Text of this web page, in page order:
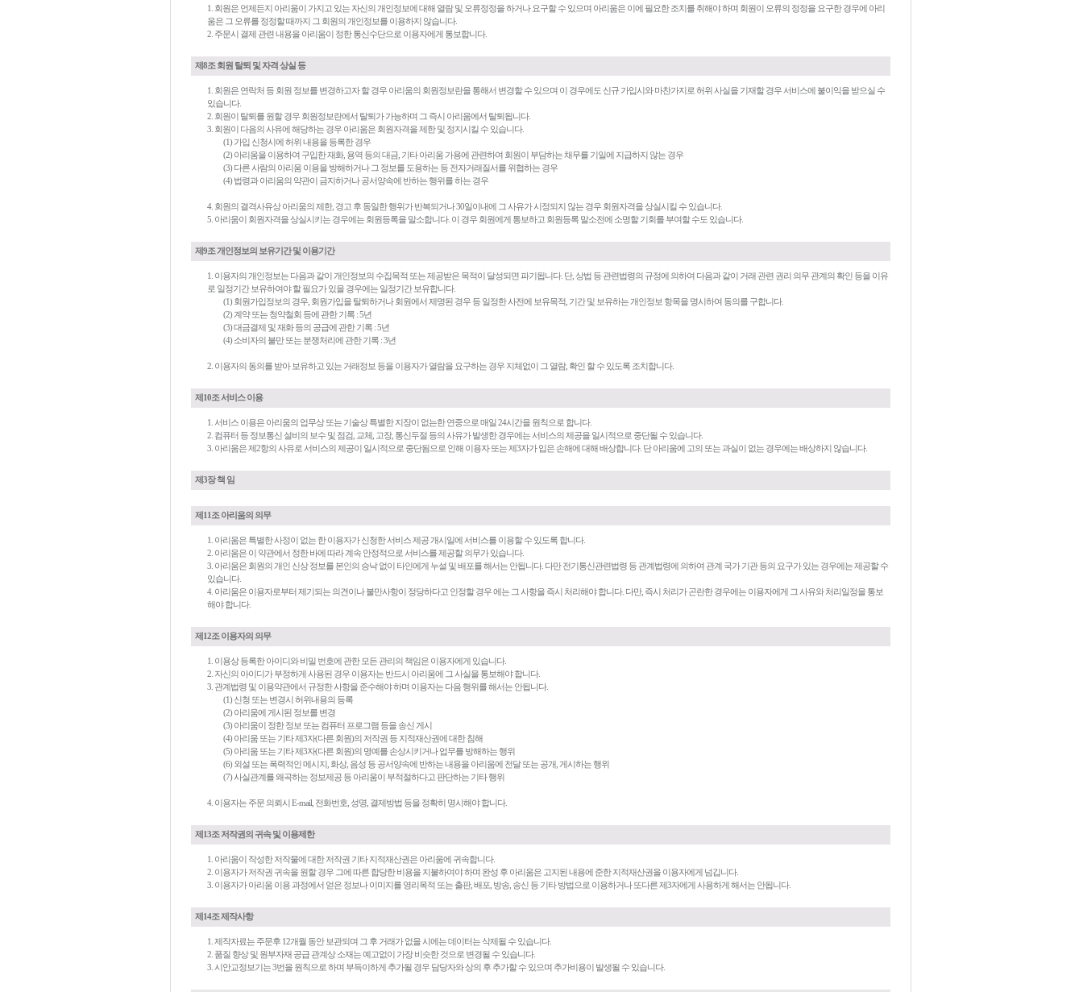
1. 회원은 언제든지 아리움이 가지고 있는 자신의 개인정보에 대해 열람 및 오류정정을 하거나 요구할 수 있으며 아리움은 이에 필요한 조치를 취해야 하며 회원이 오류의 정정을 요구한 경우에 아리
움은 그 오류를 정정할 때까지 그 회원의 개인정보를 이용하지 않습니다.
2. 주문시 결제 관련 내용을 아리움이 정한 통신수단으로 이용자에게 통보합니다.
제8조 회원 탈퇴 및 자격 상실 등
1. 회원은 연락처 등 회원 정보를 변경하고자 할 경우 아리움의 회원정보란을 통해서 변경할 수 있으며 이 경우에도 신규 가입시와 마찬가지로 허위 사실을 기재할 경우 서비스에 불이익을 받으실 수
있습니다.
2. 회원이 탈퇴를 원할 경우 회원정보란에서 탈퇴가 가능하며 그 즉시 아리움에서 탈퇴됩니다.
3. 회원이 다음의 사유에 해당하는 경우 아리움은 회원자격을 제한 및 정지시킬 수 있습니다.
(1) 가입 신청시에 허위 내용을 등록한 경우
(2) 아리움을 이용하여 구입한 재화, 용역 등의 대금, 기타 아리움 가용에 관련하여 회원이 부담하는 채무를 기일에 지급하지 않는 경우
(3) 다른 사람의 아리움 이용을 방해하거나 그 정보를 도용하는 등 전자거래질서를 위협하는 경우
(4) 법령과 아리움의 약관이 금지하거나 공서양속에 반하는 행위를 하는 경우
4. 회원의 결격사유상 아리움의 제한, 경고 후 동일한 행위가 반복되거나 30일이내에 그 사유가 시정되지 않는 경우 회원자격을 상실시킬 수 있습니다.
5. 아리움이 회원자격을 상실시키는 경우에는 회원등록을 말소합니다. 이 경우 회원에게 통보하고 회원등록 말소전에 소명할 기회를 부여할 수도 있습니다.
제9조 개인정보의 보유기간 및 이용기간
1. 이용자의 개인정보는 다음과 같이 개인정보의 수집목적 또는 제공받은 목적이 달성되면 파기됩니다. 단, 상법 등 관련법령의 규정에 의하여 다음과 같이 거래 관련 권리 의무 관계의 확인 등을 이유
로 일정기간 보유하여야 할 필요가 있을 경우에는 일정기간 보유합니다.
(1) 회원가입정보의 경우, 회원가입을 탈퇴하거나 회원에서 제명된 경우 등 일정한 사전에 보유목적, 기간 및 보유하는 개인정보 항목을 명시하여 동의를 구합니다.
(2) 계약 또는 청약철회 등에 관한 기록 : 5년
(3) 대금결제 및 재화 등의 공급에 관한 기록 : 5년
(4) 소비자의 불만 또는 분쟁처리에 관한 기록 : 3년
2. 이용자의 동의를 받아 보유하고 있는 거래정보 등을 이용자가 열람을 요구하는 경우 지체없이 그 열람, 확인 할 수 있도록 조치합니다.
제10조 서비스 이용
1. 서비스 이용은 아리움의 업무상 또는 기술상 특별한 지장이 없는한 연중으로 매일 24시간을 원칙으로 합니다.
2. 컴퓨터 등 정보통신 설비의 보수 및 점검, 교체, 고장, 통신두절 등의 사유가 발생한 경우에는 서비스의 제공을 일시적으로 중단될 수 있습니다.
3. 아리움은 제2항의 사유로 서비스의 제공이 일시적으로 중단됨으로 인해 이용자 또는 제3자가 입은 손해에 대해 배상합니다. 단 아리움에 고의 또는 과실이 없는 경우에는 배상하지 않습니다.
제3장 책 임
제11조 아리움의 의무
1. 아리움은 특별한 사정이 없는 한 이용자가 신청한 서비스 제공 개시일에 서비스를 이용할 수 있도록 합니다.
2. 아리움은 이 약관에서 정한 바에 따라 계속 안정적으로 서비스를 제공할 의무가 있습니다.
3. 아리움은 회원의 개인 신상 정보를 본인의 승낙 없이 타인에게 누설 및 배포를 해서는 안됩니다. 다만 전기통신관련법령 등 관계법령에 의하여 관계 국가 기관 등의 요구가 있는 경우에는 제공할 수
있습니다.
4. 아리움은 이용자로부터 제기되는 의견이나 불만사항이 정당하다고 인정할 경우 에는 그 사항을 즉시 처리해야 합니다. 다만, 즉시 처리가 곤란한 경우에는 이용자에게 그 사유와 처리일정을 통보
해야 합니다.
제12조 이용자의 의무
1. 이용상 등록한 아이디와 비밀 번호에 관한 모든 관리의 책임은 이용자에게 있습니다.
2. 자신의 아이디가 부정하게 사용된 경우 이용자는 반드시 아리움에 그 사실을 통보해야 합니다.
3. 관계법령 및 이용약관에서 규정한 사항을 준수해야 하며 이용자는 다음 행위를 해서는 안됩니다.
(1) 신청 또는 변경시 허위내용의 등록
(2) 아리움에 게시된 정보를 변경
(3) 아리움이 정한 정보 또는 컴퓨터 프로그램 등을 송신 게시
(4) 아리움 또는 기타 제3자(다른 회원)의 저작권 등 지적재산권에 대한 침해
(5) 아리움 또는 기타 제3자(다른 회원)의 명예를 손상시키거나 업무를 방해하는 행위
(6) 외설 또는 폭력적인 메시지, 화상, 음성 등 공서양속에 반하는 내용을 아리움에 전달 또는 공개, 게시하는 행위
(7) 사실관계를 왜곡하는 정보제공 등 아리움이 부적절하다고 판단하는 기타 행위
4. 이용자는 주문 의뢰시 E-mail, 전화번호, 성명, 결제방법 등을 정확히 명시해야 합니다.
제13조 저작권의 귀속 및 이용제한
1. 아리움이 작성한 저작물에 대한 저작권 기타 지적재산권은 아리움에 귀속합니다.
2. 이용자가 저작권 귀속을 원할 경우 그에 따른 합당한 비용을 지불하여야 하며 완성 후 아리움은 고지된 내용에 준한 지적재산권을 이용자에게 넘깁니다.
3. 이용자가 아리움 이용 과정에서 얻은 정보나 이미지를 영리목적 또는 출판, 배포, 방송, 송신 등 기타 방법으로 이용하거나 또다른 제3자에게 사용하게 해서는 안됩니다.
제14조 제작사항
1. 제작자료는 주문후 12개월 동안 보관되며 그 후 거래가 없을 시에는 데이터는 삭제될 수 있습니다.
2. 품질 향상 및 원부자재 공급 관계상 소재는 예고없이 가장 비슷한 것으로 변경될 수 있습니다.
3. 시안교정보기는 3번을 원칙으로 하며 부득이하게 추가될 경우 담당자와 상의 후 추가할 수 있으며 추가비용이 발생될 수 있습니다.